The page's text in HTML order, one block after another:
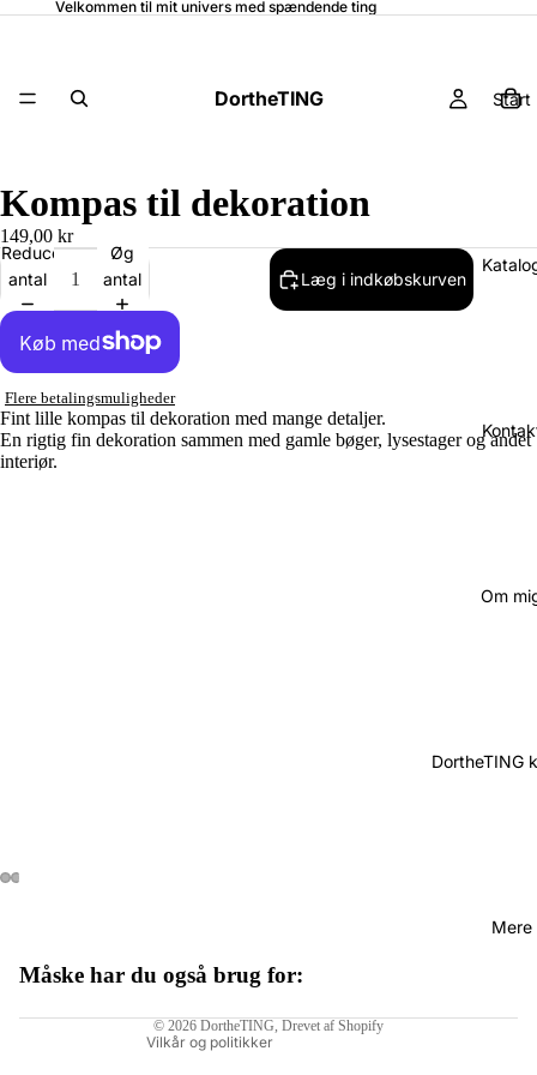
Velkommen til mit univers med spændende ting
DortheTING Start
Om
DortheTING
Mere
Kompas til dekoration
149,00 kr
Reducer
antal
Øg
antal
Læg i indkøbskurven
Flere betalingsmuligheder
Fint lille kompas til dekoration med mange detaljer.
En rigtig fin dekoration sammen med gamle bøger, lysestager og andet
interiør.
Måske har du også brug for:
© 2026 DortheTING , Drevet af Shopify
Vilkår og politikker